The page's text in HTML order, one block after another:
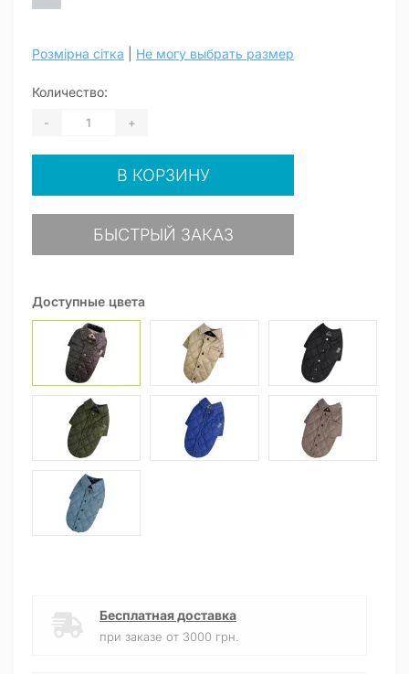
Доступные цвета
Розмірна сітка Не могу выбрать размер
Количество:
- +
В КОРЗИНУ
БЫСТРЫЙ ЗАКАЗ
Бесплатная доставка
при заказе от 3000 грн.